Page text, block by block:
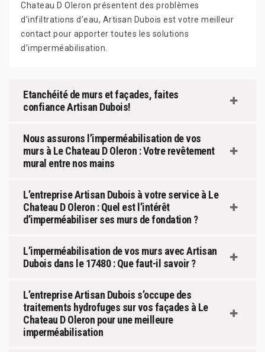
Chateau D Oleron présentent des problèmes
d’infiltrations d’eau, Artisan Dubois est votre meilleur
contact pour apporter toutes les solutions
d’imperméabilisation.
Etanchéité de murs et façades, faites
confiance Artisan Dubois!
Nous assurons l’imperméabilisation de vos
murs à Le Chateau D Oleron : Votre revêtement
mural entre nos mains
L’entreprise Artisan Dubois à votre service à Le
Chateau D Oleron : Quel est l’intérêt
d’imperméabiliser ses murs de fondation ?
L’imperméabilisation de vos murs avec Artisan
Dubois dans le 17480 : Que faut-il savoir ?
L’entreprise Artisan Dubois s’occupe des
traitements hydrofuges sur vos façades à Le
Chateau D Oleron pour une meilleure
imperméabilisation